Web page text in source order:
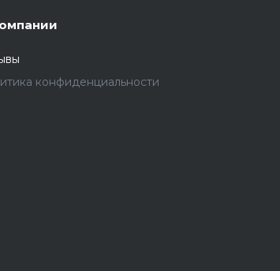
конфиденциальности